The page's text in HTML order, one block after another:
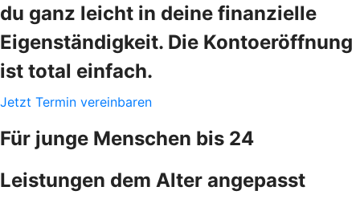
du ganz leicht in deine finanzielle
Eigenständigkeit. Die Kontoeröffnung
ist total einfach.
Jetzt Termin vereinbaren
Für junge Menschen bis 24
Leistungen dem Alter angepasst